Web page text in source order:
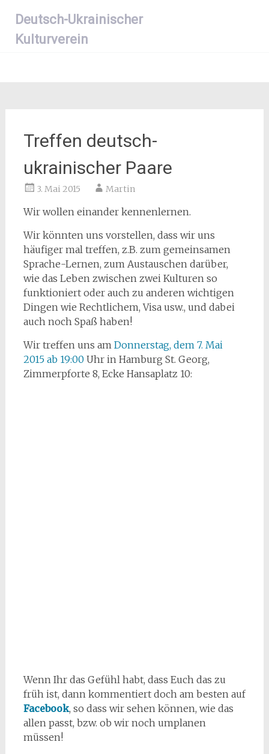
Inhalt
springen
Deutsch-Ukrainischer
Kulturverein
Treffen deutsch-
ukrainischer Paare
3. Mai 2015 Martin
Wir wollen einander kennenlernen.
Wir könnten uns vorstellen, dass wir uns
häufiger mal treffen, z.B. zum gemeinsamen
Sprache-Lernen, zum Austauschen darüber,
wie das Leben zwischen zwei Kulturen so
funktioniert oder auch zu anderen wichtigen
Dingen wie Rechtlichem, Visa usw., und dabei
auch noch Spaß haben!
Wir treffen uns am Donnerstag, dem 7. Mai
2015 ab 19:00 Uhr in Hamburg St. Georg,
Zimmerpforte 8, Ecke Hansaplatz 10:
Wenn Ihr das Gefühl habt, dass Euch das zu
früh ist, dann kommentiert doch am besten auf
Facebook, so dass wir sehen können, wie das
allen passt, bzw. ob wir noch umplanen
müssen!